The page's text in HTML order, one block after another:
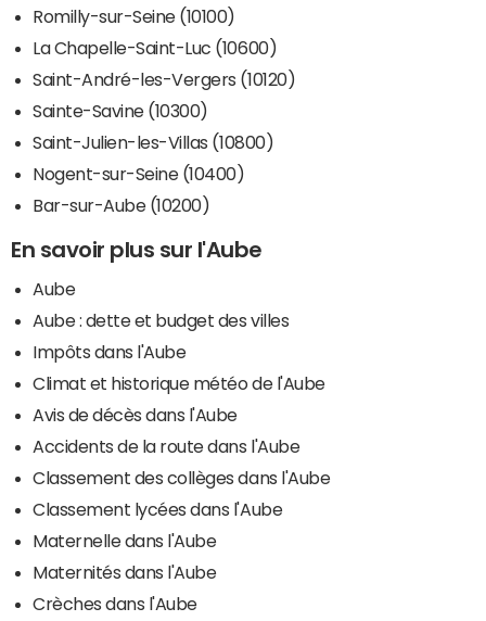
Romilly-sur-Seine (10100)
La Chapelle-Saint-Luc (10600)
Saint-André-les-Vergers (10120)
Sainte-Savine (10300)
Saint-Julien-les-Villas (10800)
Nogent-sur-Seine (10400)
Bar-sur-Aube (10200)
En savoir plus sur l'Aube
Aube
Aube : dette et budget des villes
Impôts dans l'Aube
Climat et historique météo de l'Aube
Avis de décès dans l'Aube
Accidents de la route dans l'Aube
Classement des collèges dans l'Aube
Classement lycées dans l'Aube
Maternelle dans l'Aube
Maternités dans l'Aube
Crèches dans l'Aube